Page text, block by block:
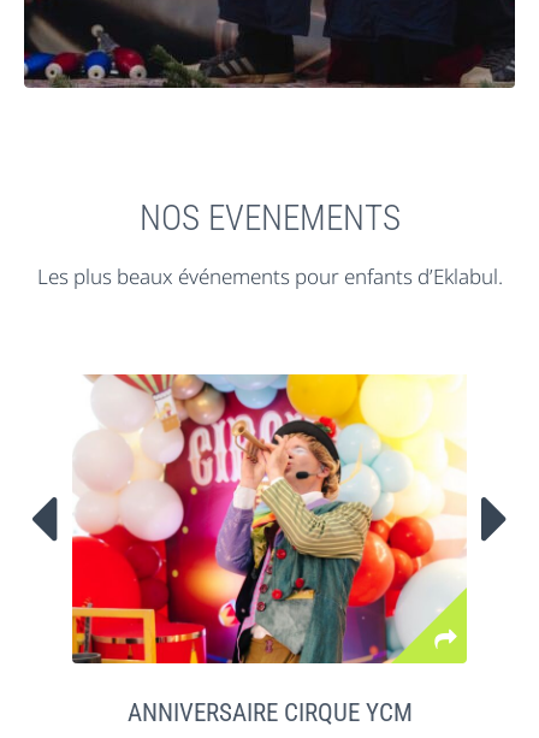
NOS EVENEMENTS
Les plus beaux événements pour enfants d’Eklabul.
 
ANNIVERSAIRE CIRQUE YCM